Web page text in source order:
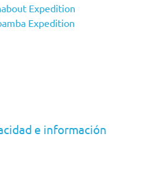
Expedition
Expedition
e información